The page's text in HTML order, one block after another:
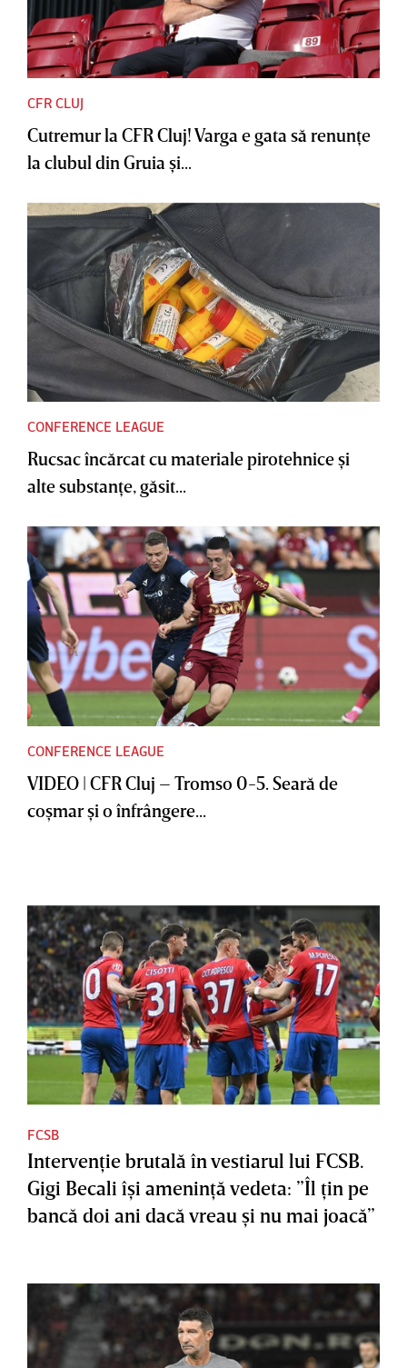
CFR CLUJ
Cutremur la CFR Cluj! Varga e gata să renunţe
la clubul din Gruia şi...
CONFERENCE LEAGUE
Rucsac încărcat cu materiale pirotehnice şi
alte substanţe, găsit...
CONFERENCE LEAGUE
VIDEO | CFR Cluj – Tromso 0-5. Seară de
coşmar şi o înfrângere...
FCSB
Intervenţie brutală în vestiarul lui FCSB.
Gigi Becali îşi ameninţă vedeta: ”Îl ţin pe
bancă doi ani dacă vreau şi nu mai joacă”